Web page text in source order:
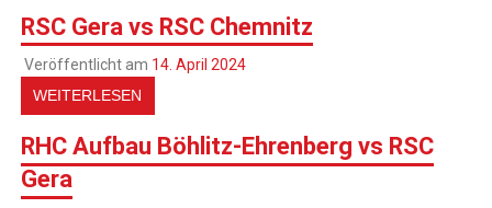
RSC Gera vs RSC Chemnitz
Veröffentlicht am 14. April 2024
WEITERLESEN
RHC Aufbau Böhlitz-Ehrenberg vs RSC
Gera